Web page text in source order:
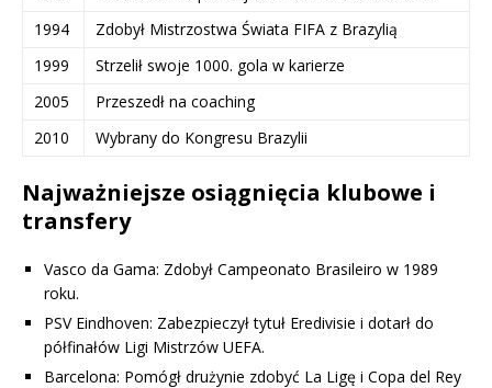
1994
Zdobył Mistrzostwa Świata FIFA z Brazylią
1999
Strzelił swoje 1000. gola w karierze
2005
Przeszedł na coaching
2010
Wybrany do Kongresu Brazylii
Najważniejsze osiągnięcia klubowe i
transfery
Vasco da Gama: Zdobył Campeonato Brasileiro w 1989
roku.
PSV Eindhoven: Zabezpieczył tytuł Eredivisie i dotarł do
półfinałów Ligi Mistrzów UEFA.
Barcelona: Pomógł drużynie zdobyć La Ligę i Copa del Rey